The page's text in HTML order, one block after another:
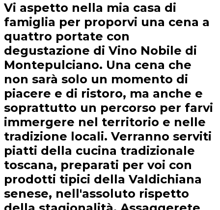
Vi aspetto nella mia casa di
famiglia per proporvi una cena a
quattro portate con
degustazione di Vino Nobile di
Montepulciano. Una cena che
non sarà solo un momento di
piacere e di ristoro, ma anche e
soprattutto un percorso per farvi
immergere nel territorio e nelle
tradizione locali. Verranno serviti
piatti della cucina tradizionale
toscana, preparati per voi con
prodotti tipici della Valdichiana
senese, nell'assoluto rispetto